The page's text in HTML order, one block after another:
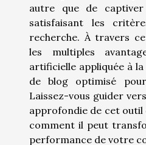
autre que de
satisfaisant les
recherche. À travers
les multiples
artificielle appliquée à
de blog optimisé
Laissez-vous guider
approfondie de cet
comment il peut
performance de votre